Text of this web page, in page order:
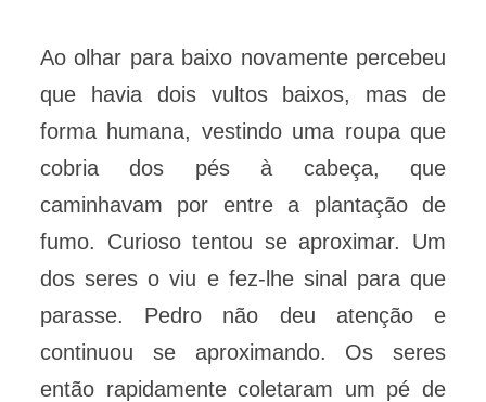
Ao olhar para baixo novamente percebeu
que havia dois vultos baixos, mas de
forma humana, vestindo uma roupa que
cobria dos pés à cabeça, que
caminhavam por entre a plantação de
fumo. Curioso tentou se aproximar. Um
dos seres o viu e fez-lhe sinal para que
parasse. Pedro não deu atenção e
continuou se aproximando. Os seres
então rapidamente coletaram um pé de